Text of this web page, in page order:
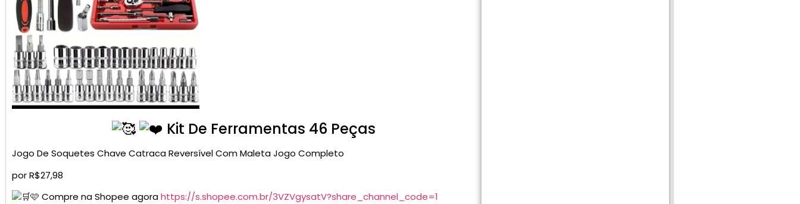
Kit De Ferramentas 46 Peças
Jogo De Soquetes Chave Catraca Reversível Com Maleta Jogo Completo
por R$27,98
🩷 Compre na Shopee agorahttps://s.shopee.com.br/3VZVgysatV?share_channel_code=1